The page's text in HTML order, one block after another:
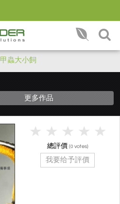
甲蟲大小飼
更多作品
總評價 (0 votes)
我要给予評價